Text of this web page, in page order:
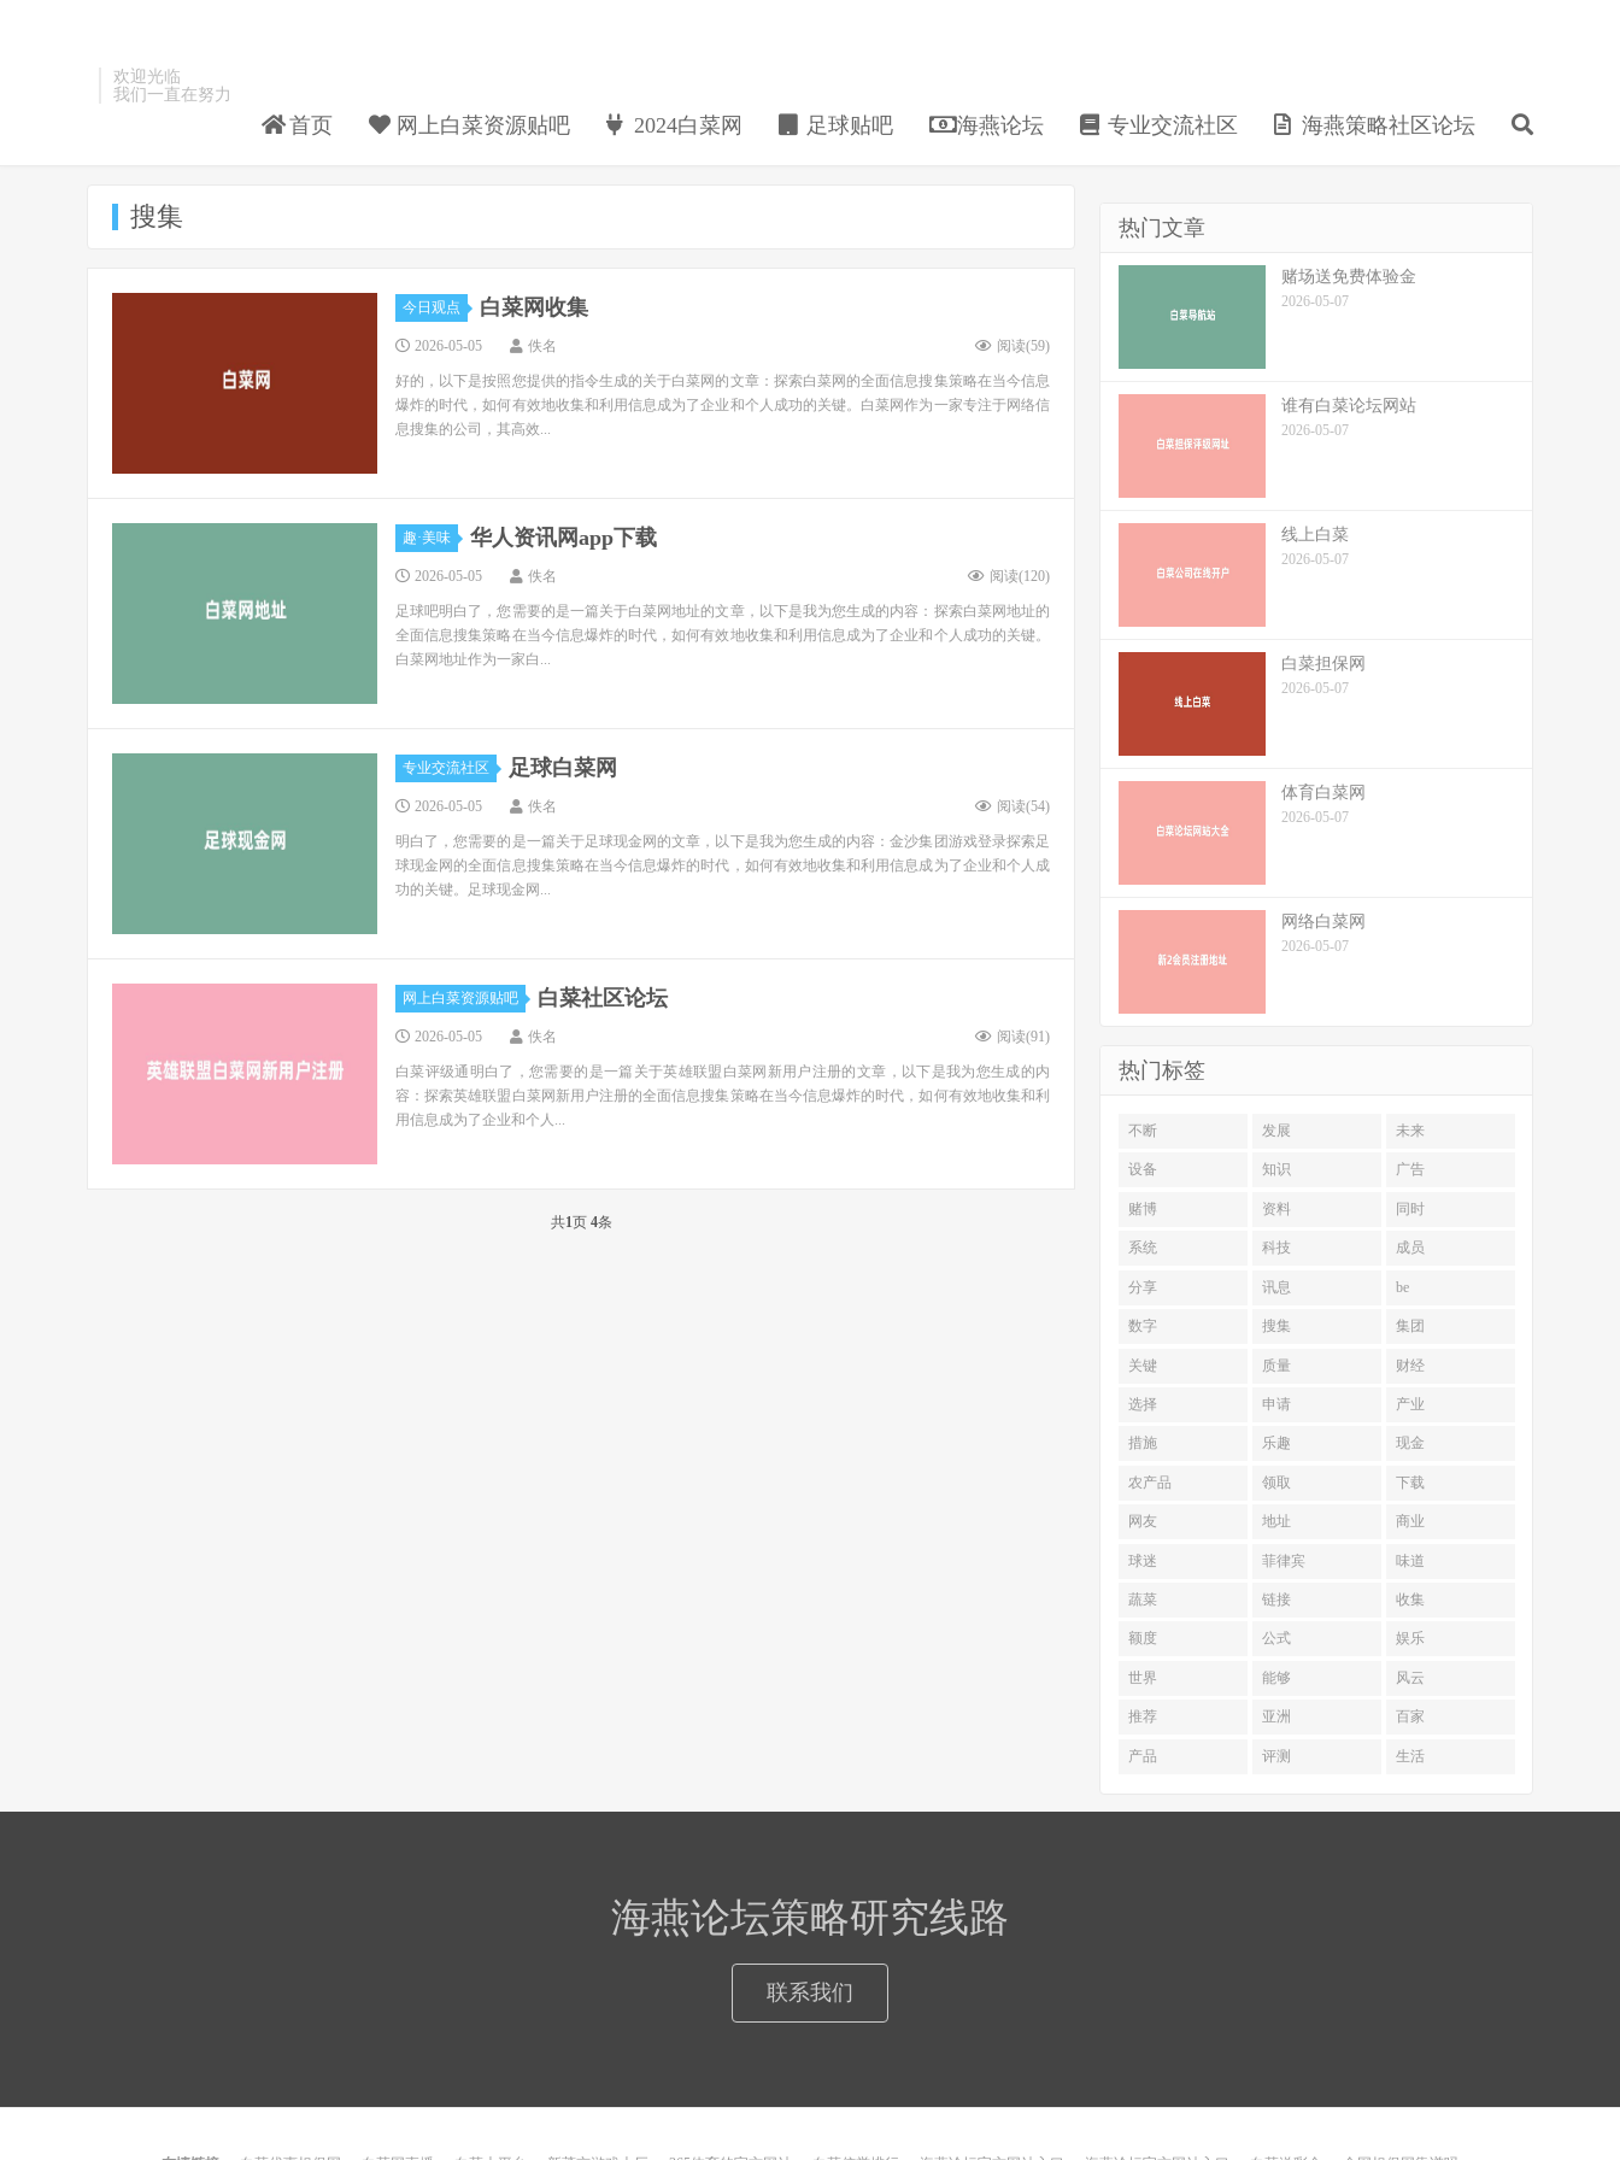
欢迎光临
我们一直在努力
首页 网上白菜资源贴吧 2024白菜网 足球贴吧 海燕论坛 专业交流社区 海燕策略社区论坛
搜集
今日观点 白菜网收集
2026-05-05 佚名 阅读(59)
好的，以下是按照您提供的指令生成的关于白菜网的文章：探索白菜网的全面信息搜集策略在当今信息
爆炸的时代，如何有效地收集和利用信息成为了企业和个人成功的关键。白菜网作为一家专注于网络信
息搜集的公司，其高效...
趣·美味 华人资讯网app下载
2026-05-05 佚名 阅读(120)
足球吧明白了，您需要的是一篇关于白菜网地址的文章，以下是我为您生成的内容：探索白菜网地址的
全面信息搜集策略在当今信息爆炸的时代，如何有效地收集和利用信息成为了企业和个人成功的关键。
白菜网地址作为一家白...
专业交流社区 足球白菜网
2026-05-05 佚名 阅读(54)
明白了，您需要的是一篇关于足球现金网的文章，以下是我为您生成的内容：金沙集团游戏登录探索足
球现金网的全面信息搜集策略在当今信息爆炸的时代，如何有效地收集和利用信息成为了企业和个人成
功的关键。足球现金网...
网上白菜资源贴吧 白菜社区论坛
2026-05-05 佚名 阅读(91)
白菜评级通明白了，您需要的是一篇关于英雄联盟白菜网新用户注册的文章，以下是我为您生成的内
容：探索英雄联盟白菜网新用户注册的全面信息搜集策略在当今信息爆炸的时代，如何有效地收集和利
用信息成为了企业和个人...
共1页 4条
热门文章
赌场送免费体验金
2026-05-07
谁有白菜论坛网站
2026-05-07
线上白菜
2026-05-07
白菜担保网
2026-05-07
体育白菜网
2026-05-07
网络白菜网
2026-05-07
热门标签
不断 发展 未来
设备 知识 广告
赌博 资料 同时
系统 科技 成员
分享 讯息 be
数字 搜集 集团
关键 质量 财经
选择 申请 产业
措施 乐趣 现金
农产品 领取 下载
网友 地址 商业
球迷 菲律宾 味道
蔬菜 链接 收集
额度 公式 娱乐
世界 能够 风云
推荐 亚洲 百家
产品 评测 生活
海燕论坛策略研究线路
联系我们